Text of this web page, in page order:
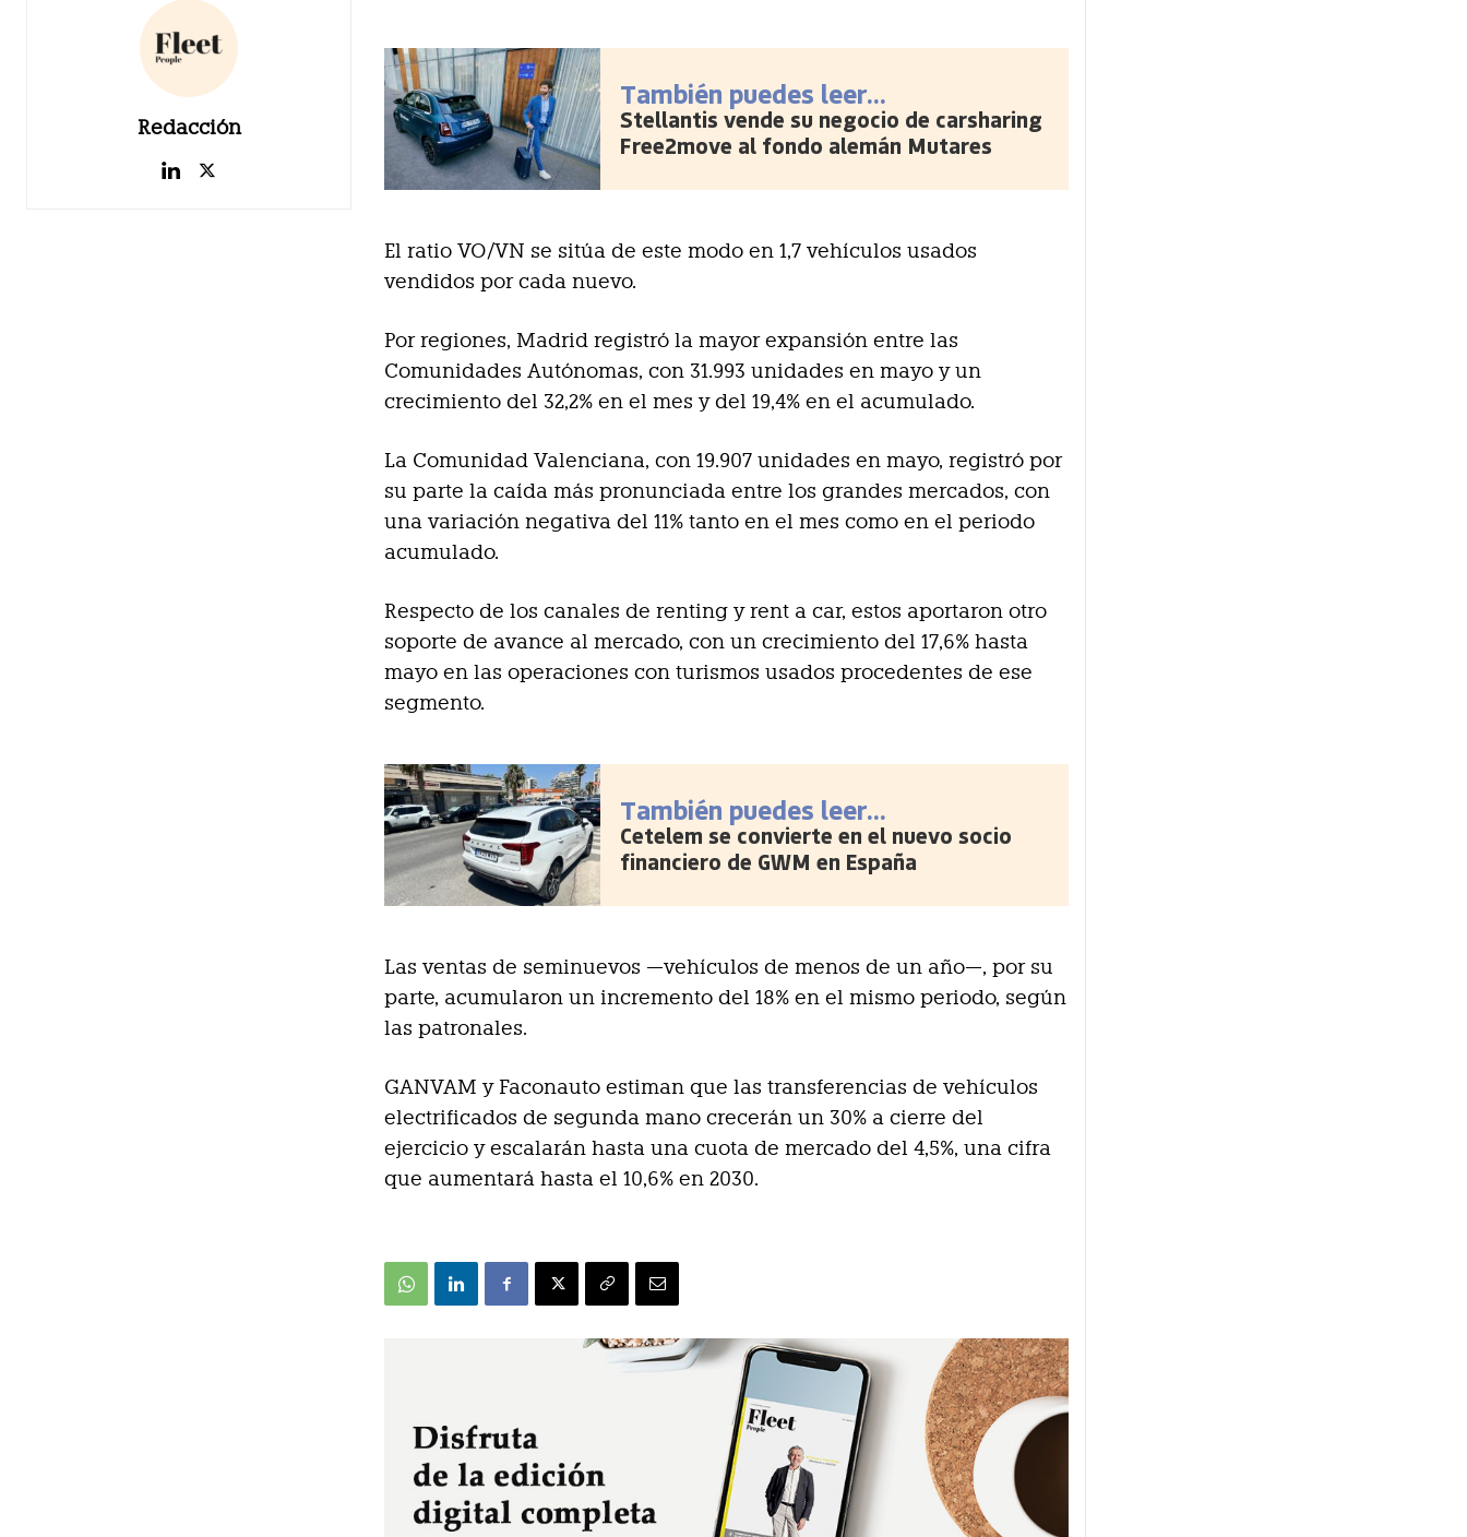
Redacción
También puedes leer...
Stellantis vende su negocio de carsharing
Free2move al fondo alemán Mutares
El ratio VO/VN se sitúa de este modo en 1,7 vehículos usados
vendidos por cada nuevo.
Por regiones, Madrid registró la mayor expansión entre las
Comunidades Autónomas, con 31.993 unidades en mayo y un
crecimiento del 32,2% en el mes y del 19,4% en el acumulado.
La Comunidad Valenciana, con 19.907 unidades en mayo, registró por
su parte la caída más pronunciada entre los grandes mercados, con
una variación negativa del 11% tanto en el mes como en el periodo
acumulado.
Respecto de los canales de renting y rent a car, estos aportaron otro
soporte de avance al mercado, con un crecimiento del 17,6% hasta
mayo en las operaciones con turismos usados procedentes de ese
segmento.
También puedes leer...
Cetelem se convierte en el nuevo socio
financiero de GWM en España
Las ventas de seminuevos —vehículos de menos de un año—, por su
parte, acumularon un incremento del 18% en el mismo periodo, según
las patronales.
GANVAM y Faconauto estiman que las transferencias de vehículos
electrificados de segunda mano crecerán un 30% a cierre del
ejercicio y escalarán hasta una cuota de mercado del 4,5%, una cifra
que aumentará hasta el 10,6% en 2030.